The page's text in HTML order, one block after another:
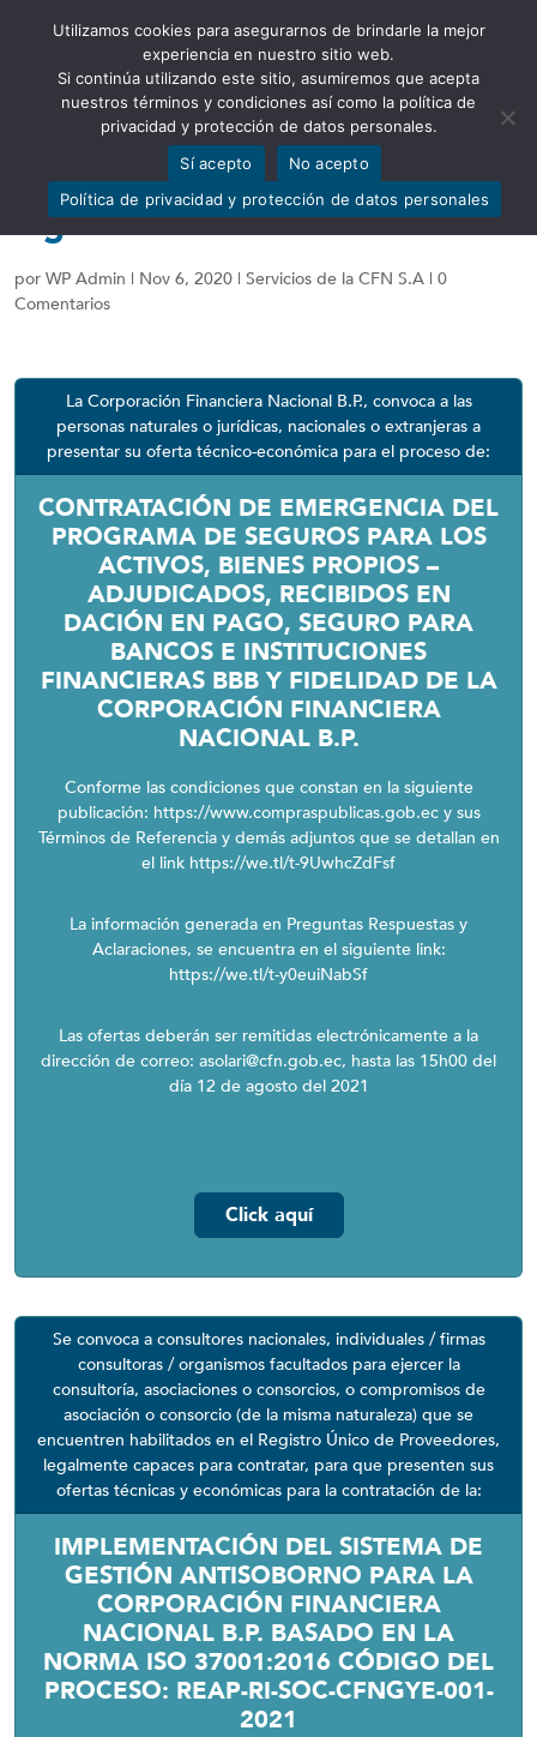
Abrir barra de herramientas
Procesos de contratación
vigente
por WP Admin | Nov 6, 2020 | Servicios de la CFN S.A | 0
Comentarios
La Corporación Financiera Nacional B.P., convoca a las
personas naturales o jurídicas, nacionales o extranjeras a
presentar su oferta técnico-económica para el proceso de:
CONTRATACIÓN DE EMERGENCIA DEL
PROGRAMA DE SEGUROS PARA LOS
ACTIVOS, BIENES PROPIOS –
ADJUDICADOS, RECIBIDOS EN
DACIÓN EN PAGO, SEGURO PARA
BANCOS E INSTITUCIONES
FINANCIERAS BBB Y FIDELIDAD DE LA
CORPORACIÓN FINANCIERA
NACIONAL B.P.
Conforme las condiciones que constan en la siguiente
publicación: https://www.compraspublicas.gob.ecy sus
Términos de Referencia y demás adjuntos que se detallan en
el link https://we.tl/t-9UwhcZdFsf
La información generada en Preguntas Respuestas y
Aclaraciones, se encuentra en el siguiente link:
https://we.tl/t-y0euiNabSf
Las ofertas deberán ser remitidas electrónicamente a la
dirección de correo: asolari@cfn.gob.ec, hasta las 15h00 del
día 12 de agosto del 2021
Click aquí
Se convoca a consultores nacionales, individuales / firmas
consultoras / organismos facultados para ejercer la
consultoría, asociaciones o consorcios, o compromisos de
asociación o consorcio (de la misma naturaleza) que se
encuentren habilitados en el Registro Único de Proveedores,
legalmente capaces para contratar, para que presenten sus
ofertas técnicas y económicas para la contratación de la:
IMPLEMENTACIÓN DEL SISTEMA DE
GESTIÓN ANTISOBORNO PARA LA
CORPORACIÓN FINANCIERA
NACIONAL B.P. BASADO EN LA
NORMA ISO 37001:2016 CÓDIGO DEL
PROCESO: REAP-RI-SOC-CFNGYE-001-
2021
Utilizamos cookies para asegurarnos de brindarle la mejor
experiencia en nuestro sitio web.
Si continúa utilizando este sitio, asumiremos que acepta
nuestros términos y condiciones así como la política de
privacidad y protección de datos personales.
Sí acepto
No acepto
Política de privacidad y protección de datos personales